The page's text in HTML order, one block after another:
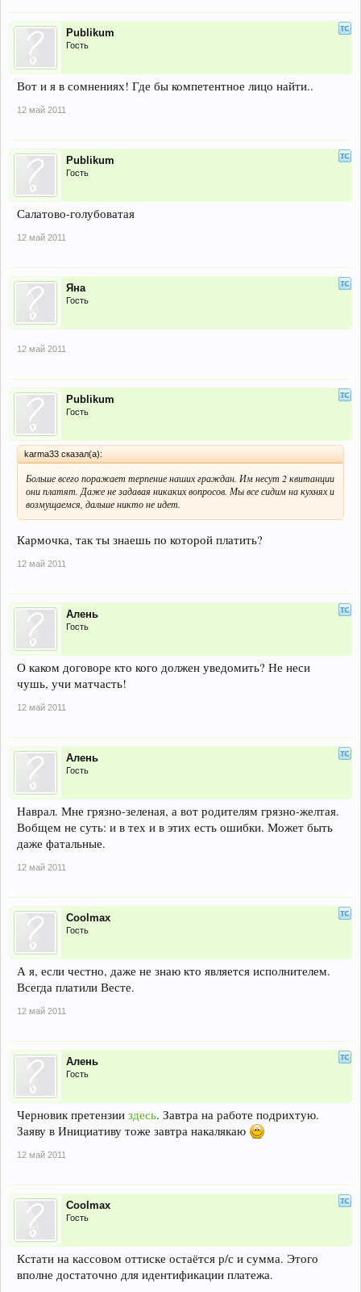
Publikum
Гость
Вот и я в сомнениях! Где бы компетентное лицо найти..
12 май 2011
Publikum
Гость
Салатово-голубоватая
12 май 2011
Яна
Гость
12 май 2011
Publikum
Гость
karma33 сказал(а):
Больше всего поражает терпение наших граждан. Им несут 2 квитанции
они платят. Даже не задавая никаких вопросов. Мы все сидим на кухнях и
возмущаемся, дальше никто не идет.
Кармочка, так ты знаешь по которой платить?
12 май 2011
Алень
Гость
О каком договоре кто кого должен уведомить? Не неси
чушь, учи матчасть!
12 май 2011
Алень
Гость
Наврал. Мне грязно-зеленая, а вот родителям грязно-желтая.
Вобщем не суть: и в тех и в этих есть ошибки. Может быть
даже фатальные.
12 май 2011
Coolmax
Гость
А я, если честно, даже не знаю кто является исполнителем.
Всегда платили Весте.
12 май 2011
Алень
Гость
Черновик претензии здесь. Завтра на работе подрихтую.
Заяву в Инициативу тоже завтра накалякаю
12 май 2011
Coolmax
Гость
Кстати на кассовом оттиске остаётся р/с и сумма. Этого
вполне достаточно для идентификации платежа.